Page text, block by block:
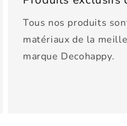
Tous nos produits
matériaux de la
marque Decohappy.